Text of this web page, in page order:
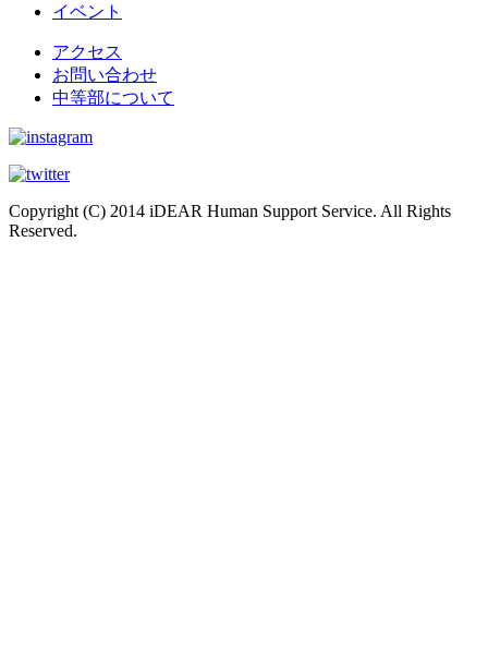
イベント
アクセス
お問い合わせ
中等部について
Copyright (C) 2014 iDEAR Human Support Service. All Rights
Reserved.